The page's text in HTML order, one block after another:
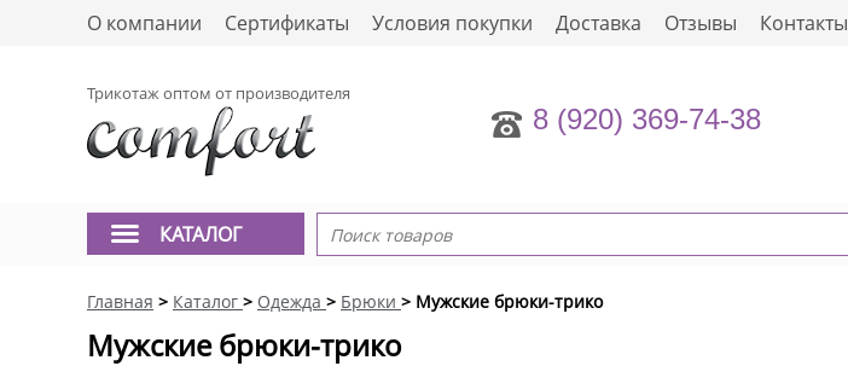
О компании Сертификаты Условия покупки Доставка Отзывы Контакты
Трикотаж оптом от производителя
8 (920) 369-74-38
КАТАЛОГ
Главная > Каталог > Одежда > Брюки > Мужские брюки-трико
Мужские брюки-трико